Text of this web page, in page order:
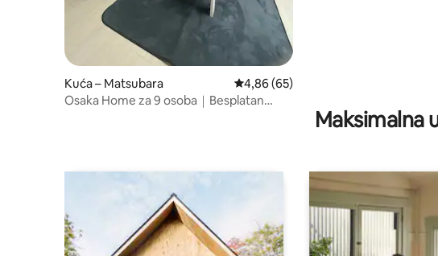
Kuća – Matsubara Prosječna ocjena: 4,86/5, recenzija: 65
4,86 (65)
Osaka Home za 9 osoba｜Besplatan
Maksimalna